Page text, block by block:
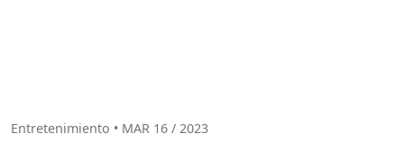
Entretenimiento • MAR 16 / 2023